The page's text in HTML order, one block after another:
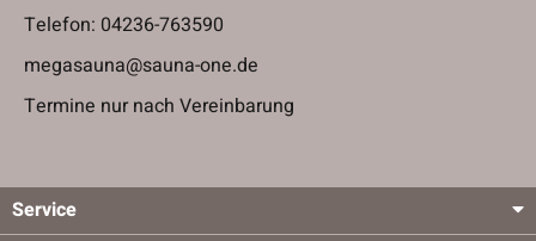
Telefon: 04236-763590
megasauna@sauna-one.de
Termine nur nach Vereinbarung
Service